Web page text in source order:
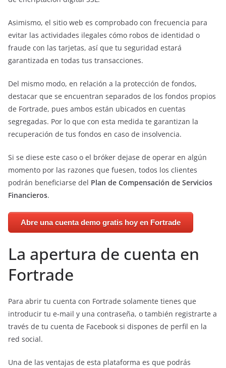
Asimismo, el sitio web es comprobado con frecuencia para
evitar las actividades ilegales cómo robos de identidad o
fraude con las tarjetas, así que tu seguridad estará
garantizada en todas tus transacciones.
Del mismo modo, en relación a la protección de fondos,
destacar que se encuentran separados de los fondos propios
de Fortrade, pues ambos están ubicados en cuentas
segregadas. Por lo que con esta medida te garantizan la
recuperación de tus fondos en caso de insolvencia.
Si se diese este caso o el bróker dejase de operar en algún
momento por las razones que fuesen, todos los clientes
podrán beneficiarse del Plan de Compensación de Servicios
Financieros.
Abre una cuenta demo gratis hoy en Fortrade
La apertura de cuenta en
Fortrade
Para abrir tu cuenta con Fortrade solamente tienes que
introducir tu e-mail y una contraseña, o también registrarte a
través de tu cuenta de Facebook si dispones de perfil en la
red social.
Una de las ventajas de esta plataforma es que podrás